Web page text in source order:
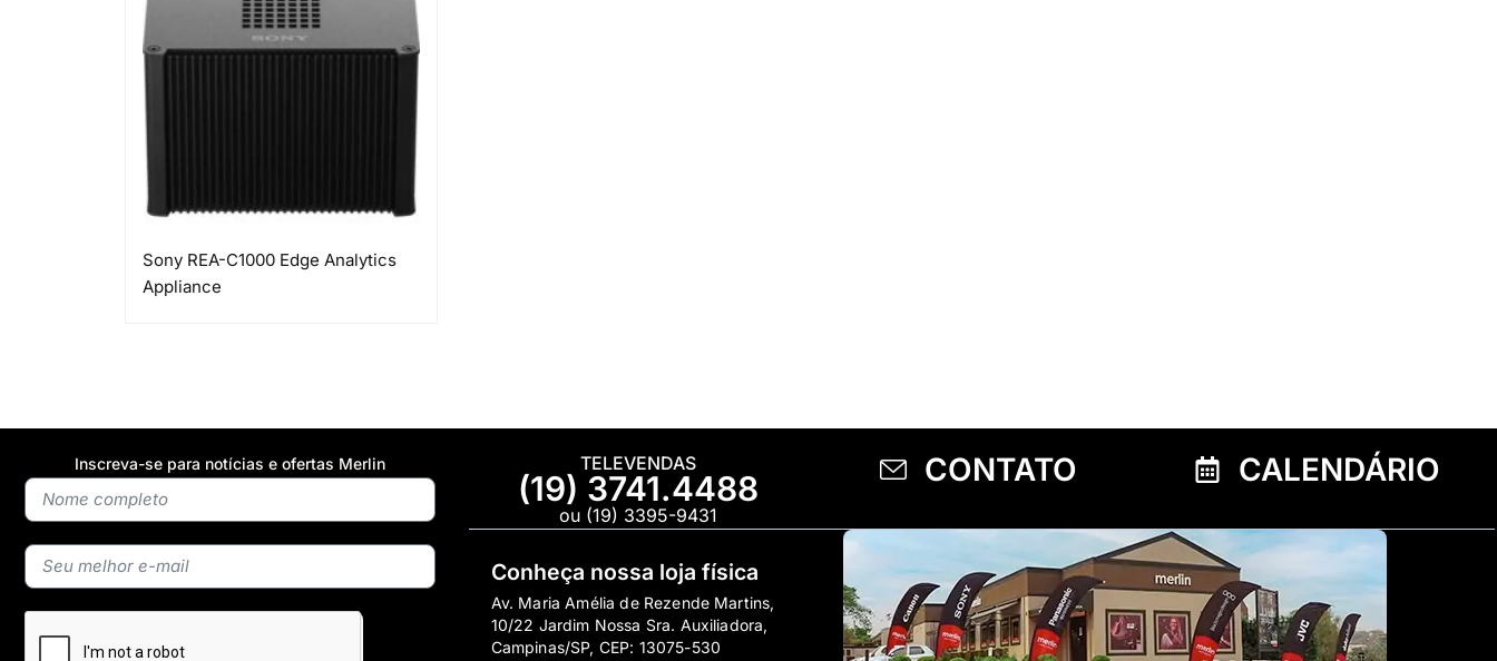
Sony REA-C1000 Edge Analytics
Appliance
Inscreva-se para notícias e ofertas Merlin TELEVENDAS
(19) 3741.4488
ou (19) 3395-9431
CONTATO CALENDÁRIO
Conheça nossa loja física
Av. Maria Amélia de Rezende Martins,
10/22 Jardim Nossa Sra. Auxiliadora,
Campinas/SP, CEP: 13075-530